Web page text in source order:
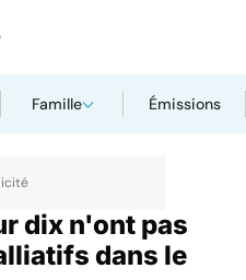
Famille Émissions
dix n'ont pas
dans le